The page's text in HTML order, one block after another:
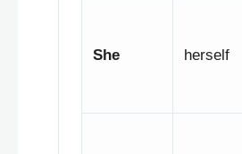
She herself